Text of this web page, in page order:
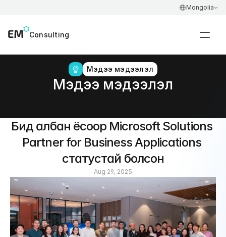
Мэдээ мэдээлэл
Мэдээ мэдээлэл
Бид албан ёсоор Microsoft Solutions
Partner for Business Applications
статустай болсон
Aug 29, 2025
Select Language
Mongolia
Consulting